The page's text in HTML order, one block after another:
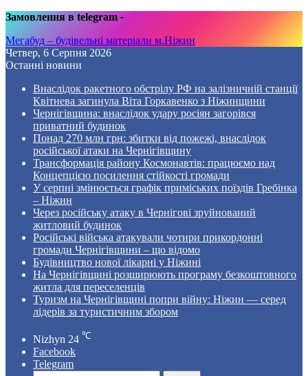
Замовлення в telegram -
Мегабуд – будівельні матеріали м.Ніжин
Четвер, 6 Серпня 2026
Останні новини
Внаслідок ракетного обстрілу РФ на залізничній станції
Квітнева загинула Віта Горкавенко з Ніжинщини
Чернігівщина: внаслідок удару росіян загорівся
приватний будинок
Понад 270 млн грн: збитки від пожежі, внаслідок
російської атаки на Чернігівщину
Трансформація району Космонавтів: працюємо над
Концепцією посилення стійкості громади
У серпні змінюється графік приміських поїздів Гребінка
– Ніжин
Через російську атаку в Чернігові зруйнований
житловий будинок
Російські війська атакували чотири прикордонні
громади Чернігівщини – що відомо
Будівництво нової лікарні у Ніжині
На Чернігівщині розширюють програму безкоштовного
житла для переселенців
Туризм на Чернігівщині попри війну: Ніжин — серед
лідерів за туристичним збором
Nizhyn 24 ℃
Facebook
Telegram